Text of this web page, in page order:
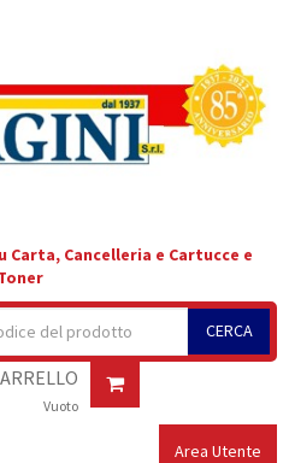
Cancelleria e Cartucce e
CERCA
Vuoto
Area Utente